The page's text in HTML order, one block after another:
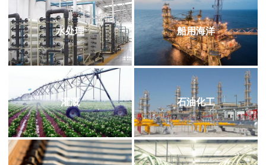
水处理 船用海洋
灌溉 石油化工